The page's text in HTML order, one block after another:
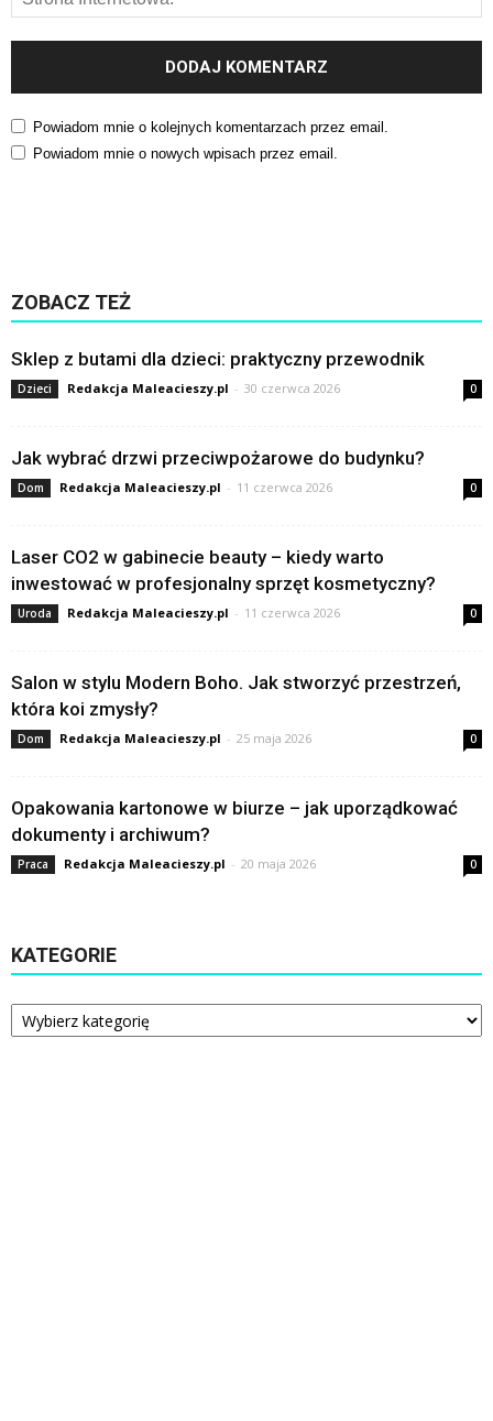
Powiadom mnie o kolejnych komentarzach przez email.
Powiadom mnie o nowych wpisach przez email.
ZOBACZ TEŻ
Sklep z butami dla dzieci: praktyczny przewodnik
Dzieci Redakcja Maleacieszy.pl - 30 czerwca 2026 0
Jak wybrać drzwi przeciwpożarowe do budynku?
Dom Redakcja Maleacieszy.pl - 11 czerwca 2026 0
Laser CO2 w gabinecie beauty – kiedy warto
inwestować w profesjonalny sprzęt kosmetyczny?
Uroda Redakcja Maleacieszy.pl - 11 czerwca 2026 0
Salon w stylu Modern Boho. Jak stworzyć przestrzeń,
która koi zmysły?
Dom Redakcja Maleacieszy.pl - 25 maja 2026 0
Opakowania kartonowe w biurze – jak uporządkować
dokumenty i archiwum?
Praca Redakcja Maleacieszy.pl - 20 maja 2026 0
KATEGORIE
Kategorie